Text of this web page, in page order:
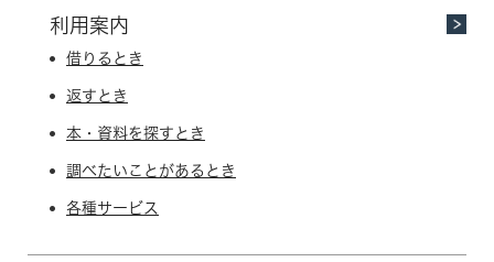
利用案内
借りるとき
返すとき
本・資料を探すとき
調べたいことがあるとき
各種サービス